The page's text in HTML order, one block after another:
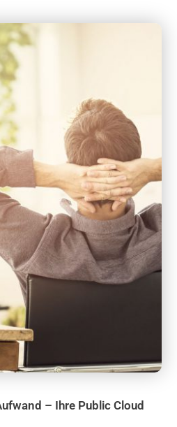
– Ihre Public Cloud